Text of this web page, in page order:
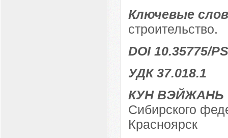
Ключевые
строительство.
DOI 10.35775/
УДК 37.018.1
КУН ВЭЙЖАНЬ
Сибирского
Красноярск